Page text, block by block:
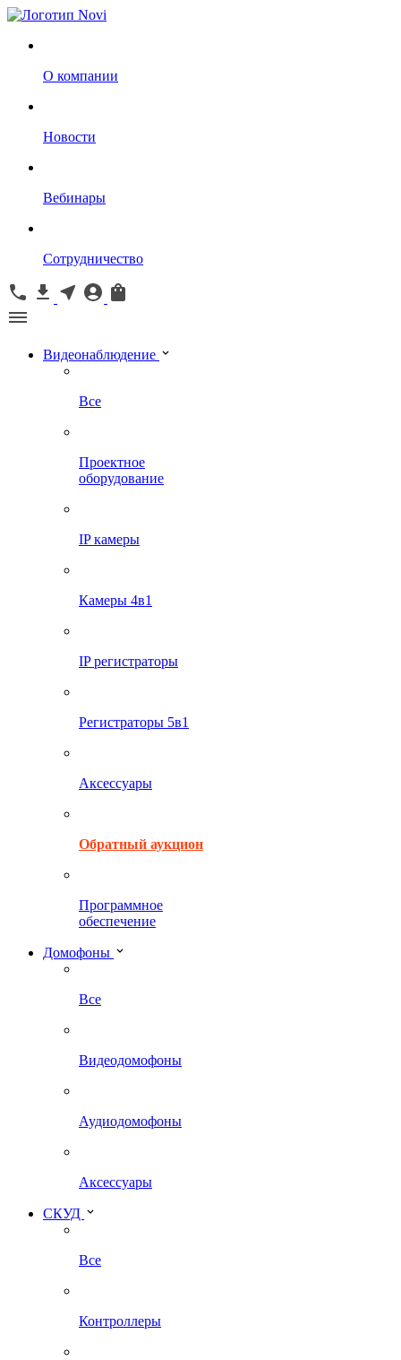
О компании
Новости
Вебинары
Сотрудничество
Видеонаблюдение
Все
Проектное
оборудование
IP камеры
Камеры 4в1
IP регистраторы
Регистраторы 5в1
Аксессуары
Обратный аукцион
Программное
обеспечение
Домофоны
Все
Видеодомофоны
Аудиодомофоны
Аксессуары
СКУД
Все
Контроллеры